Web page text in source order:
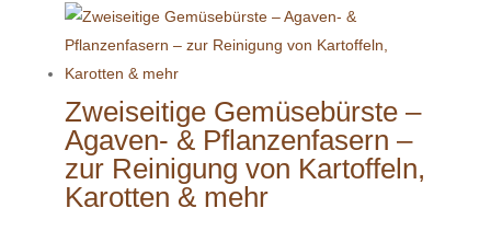
Zweiseitige Gemüsebürste –
Agaven- & Pflanzenfasern –
zur Reinigung von Kartoffeln,
Karotten & mehr